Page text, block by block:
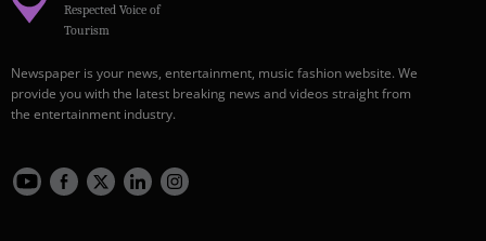
Respected Voice of
Tourism
Newspaper is your news, entertainment, music fashion website. We
provide you with the latest breaking news and videos straight from
the entertainment industry.